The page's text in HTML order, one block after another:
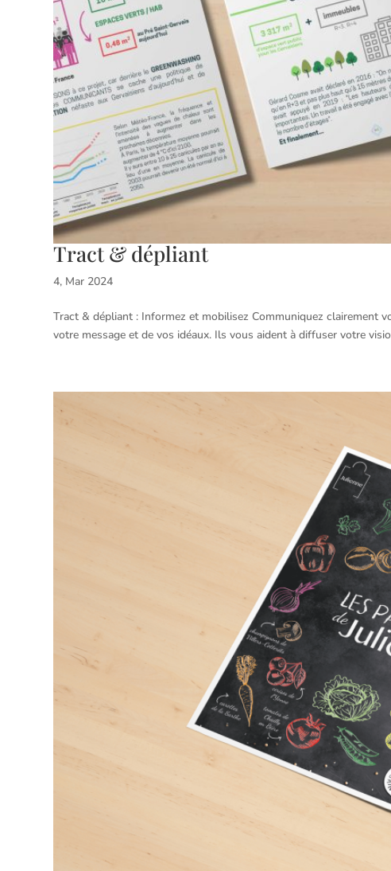
Tract & dépliant
4, Mar 2024
Tract & dépliant : Informez et mobilisez Communiquez clairement
votre message et de vos idéaux. Ils vous aident à diffuser votre